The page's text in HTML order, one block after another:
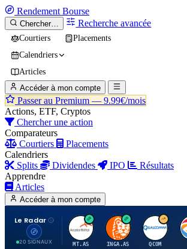
Rendement Bourse
Chercher… Recherche avancée
Courtiers
Placements
Calendriers
Articles
Accéder à mon compte
Passer au Premium — 9.99€/mois
Actions, ETF, Cryptos
Chercher une action
Comparateurs
Courtiers
Placements
Calendriers
Splits
Dividendes IPO
Résultats
Apprendre
Articles
Accéder à mon compte
Le Radar
20 SIGNAUX
A
MT.AS
I
INGA.AS
Q
QCOM